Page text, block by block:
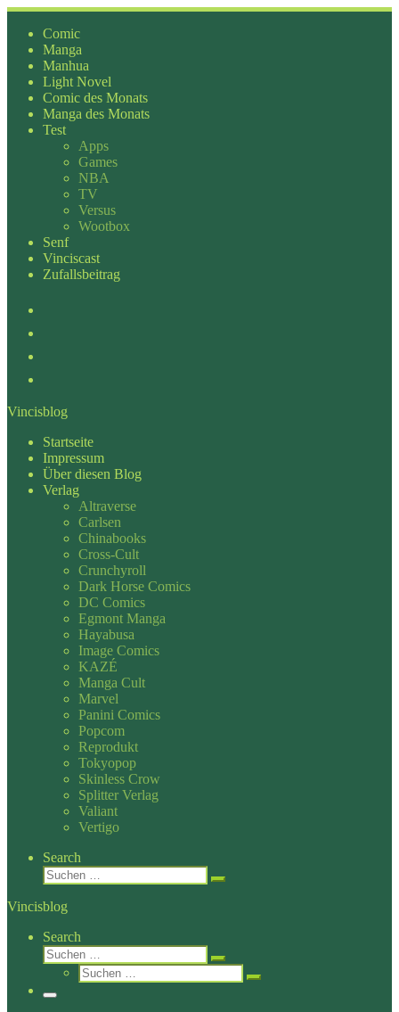
Zum
Inhalt
springen
Comic
Manga
Manhua
Light Novel
Comic des Monats
Manga des Monats
Test
Apps
Games
NBA
TV
Versus
Wootbox
Senf
Vinciscast
Zufallsbeitrag
Vincisblog
Startseite
Impressum
Über diesen Blog
Verlag
Altraverse
Carlsen
Chinabooks
Cross-Cult
Crunchyroll
Dark Horse Comics
DC Comics
Egmont Manga
Hayabusa
Image Comics
KAZÉ
Manga Cult
Marvel
Panini Comics
Popcom
Reprodukt
Tokyopop
Skinless Crow
Splitter Verlag
Valiant
Vertigo
Search
Suche
Suchen …
Vincisblog
Search
Suche
Suchen …
Suche
Suchen …
Menü